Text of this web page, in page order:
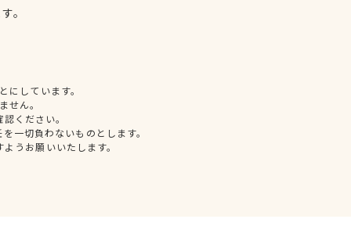
。
しています。
せん。
ください。
一切負わないものとします。
うお願いいたします。